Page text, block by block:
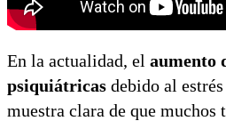
En la actualidad, el aumento
psiquiátricas debido al
muestra clara de que muchos